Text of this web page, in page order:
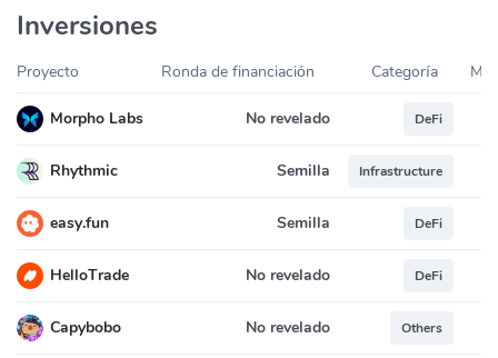
Twitter:https://twitter.com/mirana
Inversiones
Proyecto Ronda de financiación Categoría
Morpho Labs No revelado DeFi
Rhythmic Semilla Infrastructure
easy.fun Semilla DeFi
HelloTrade No revelado DeFi
Capybobo No revelado Others